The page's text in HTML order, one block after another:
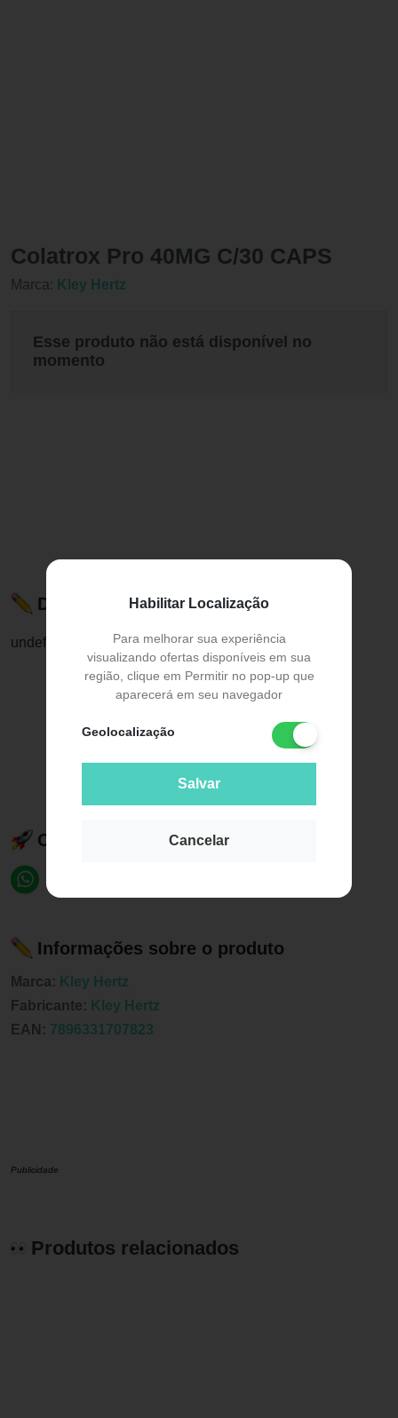
Habilitar Localização
Para melhorar sua experiência
visualizando ofertas disponíveis em sua
região, clique em Permitir no pop-up que
aparecerá em seu navegador
Geolocalização
Salvar
Cancelar
Colatrox Pro 40MG C/30 CAPS
Marca: Kley Hertz
Esse produto não está disponível no
momento
Descrição do Produto
undefined
Compartilhe esse produto:
Informações sobre o produto
Marca: Kley Hertz
Fabricante: Kley Hertz
EAN: 7896331707823
Publicidade
Produtos relacionados